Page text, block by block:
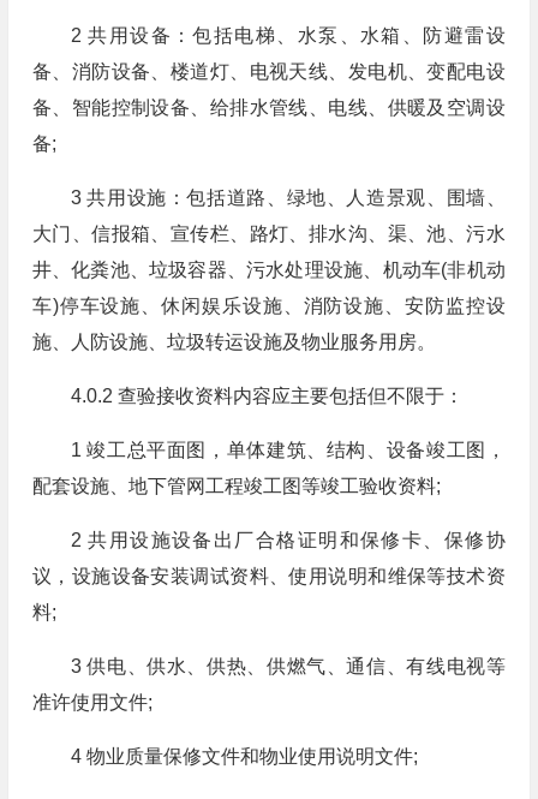
2 共用设备：包括电梯、水泵、水箱、防避雷设
备、消防设备、楼道灯、电视天线、发电机、变配电设
备、智能控制设备、给排水管线、电线、供暖及空调设
备;
3 共用设施：包括道路、绿地、人造景观、围墙、
大门、信报箱、宣传栏、路灯、排水沟、渠、池、污水
井、化粪池、垃圾容器、污水处理设施、机动车(非机动
车)停车设施、休闲娱乐设施、消防设施、安防监控设
施、人防设施、垃圾转运设施及物业服务用房。
4.0.2 查验接收资料内容应主要包括但不限于：
1 竣工总平面图，单体建筑、结构、设备竣工图，
配套设施、地下管网工程竣工图等竣工验收资料;
2 共用设施设备出厂合格证明和保修卡、保修协
议，设施设备安装调试资料、使用说明和维保等技术资
料;
3 供电、供水、供热、供燃气、通信、有线电视等
准许使用文件;
4 物业质量保修文件和物业使用说明文件;